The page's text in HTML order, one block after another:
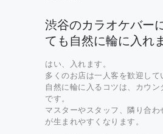
渋谷のカラオケバー
ても自然に輪に入れ
はい、入れます。
多くのお店は一人客を歓迎して
自然に輪に入るコツは、カウン
です。
マスターやスタッフ、隣り合
が生まれやすくなります。